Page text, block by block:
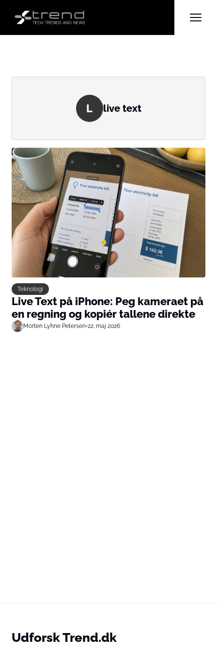
L live text
Teknologi
Live Text på iPhone: Peg kameraet på
en regning og kopiér tallene direkte
Morten Lyhne Petersen•22. maj 2026
Udforsk Trend.dk